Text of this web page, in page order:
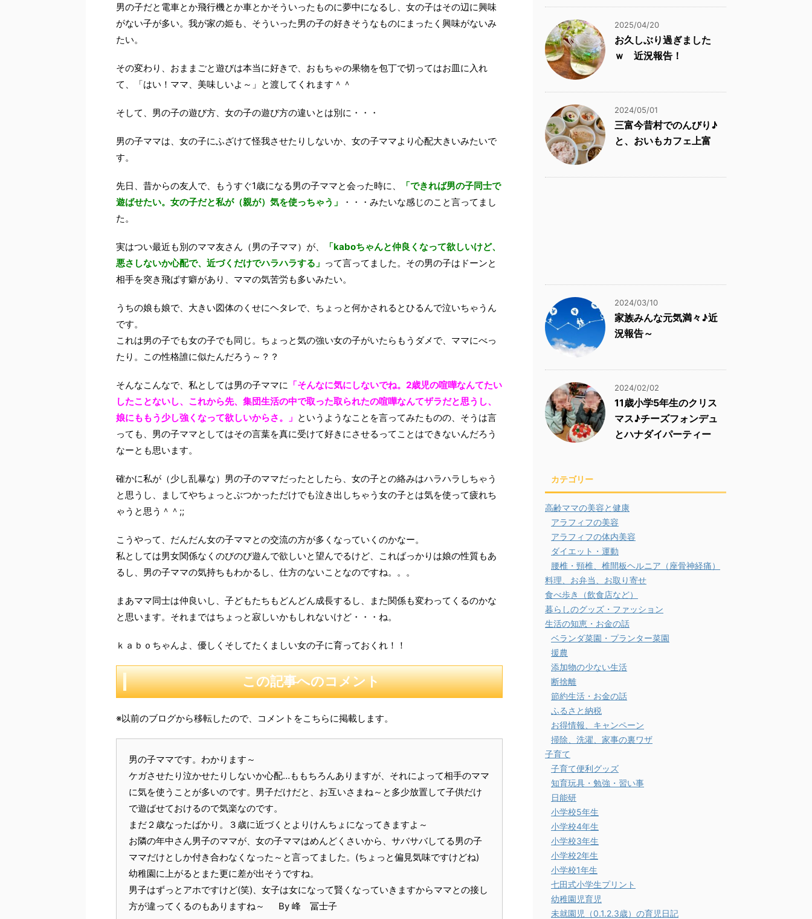
男の子だと電車とか飛行機とか車とかそういったものに夢中になるし、女の子はその辺に興味
がない子が多い。我が家の姫も、そういった男の子の好きそうなものにまったく興味がないみ
たい。
その変わり、おままごと遊びは本当に好きで、おもちゃの果物を包丁で切ってはお皿に入れ
て、「はい！ママ、美味しいよ～」と渡してくれます＾＾
そして、男の子の遊び方、女の子の遊び方の違いとは別に・・・
男の子ママは、女の子にふざけて怪我させたりしないか、女の子ママより心配大きいみたいで
す。
先日、昔からの友人で、もうすぐ1歳になる男の子ママと会った時に、
「できれば男の子同士で
遊ばせたい。女の子だと私が（親が）気を使っちゃう」
・・・みたいな感じのこと言ってまし
た。
実はつい最近も別のママ友さん（男の子ママ）が、
「kaboちゃんと仲良くなって欲しいけど、
悪さしないか心配で、近づくだけでハラハラする」 って言ってました。その男の子はドーンと
相手を突き飛ばす癖があり、ママの気苦労も多いみたい。
うちの娘も娘で、大きい図体のくせにヘタレで、ちょっと何かされるとひるんで泣いちゃうん
です。
これは男の子でも女の子でも同じ。ちょっと気の強い女の子がいたらもうダメで、ママにべっ
たり。この性格誰に似たんだろう～？？
そんなこんなで、私としては男の子ママに 「そんなに気にしないでね。2歳児の喧嘩なんてたい
したことないし、これから先、集団生活の中で取った取られたの喧嘩なんてザラだと思うし、
娘にももう少し強くなって欲しいからさ。」 というようなことを言ってみたものの、そうは言
っても、男の子ママとしてはその言葉を真に受けて好きにさせるってことはできないんだろう
なーとも思います。
確かに私が（少し乱暴な）男の子のママだったとしたら、女の子との絡みはハラハラしちゃう
と思うし、ましてやちょっとぶつかっただけでも泣き出しちゃう女の子とは気を使って疲れち
ゃうと思う＾＾;;
こうやって、だんだん女の子ママとの交流の方が多くなっていくのかなー。
私としては男女関係なくのびのび遊んで欲しいと望んでるけど、こればっかりは娘の性質もあ
るし、男の子ママの気持ちもわかるし、仕方のないことなのですね。。。
まあママ同士は仲良いし、子どもたちもどんどん成長するし、また関係も変わってくるのかな
と思います。それまではちょっと寂しいかもしれないけど・・・ね。
ｋａｂｏちゃんよ、優しくそしてたくましい女の子に育っておくれ！！
この記事へのコメント
※以前のブログから移転したので、コメントをこちらに掲載します。
男の子ママです。わかります～
ケガさせたり泣かせたりしないか心配…ももちろんありますが、それによって相手のママ
に気を使うことが多いのです。男子だけだと、お互いさまね～と多少放置して子供だけ
で遊ばせておけるので気楽なのです。
まだ２歳なったばかり。３歳に近づくとよりけんちょになってきますよ～
お隣の年中さん男子のママが、女の子ママはめんどくさいから、サバサバしてる男の子
ママだけとしか付き合わなくなった～と言ってました。(ちょっと偏見気味ですけどね)
幼稚園に上がるとまた更に差が出そうですね。
男子はずっとアホですけど(笑)、女子は女になって賢くなっていきますからママとの接し
方が違ってくるのもありますね～ By 峰 冨士子
2025/04/20
お久しぶり過ぎました
ｗ 近況報告！
2024/05/01
三富今昔村でのんびり♪
と、おいもカフェ上富
2024/03/10
家族みんな元気満々♪近
況報告～
2024/02/02
11歳小学5年生のクリス
マス♪チーズフォンデュ
とハナダイパーティー
カテゴリー
高齢ママの美容と健康
アラフィフの美容
アラフィフの体内美容
ダイエット・運動
腰椎・頸椎、椎間板ヘルニア（座骨神経痛）
料理、お弁当、お取り寄せ
食べ歩き（飲食店など）
暮らしのグッズ・ファッション
生活の知恵・お金の話
ベランダ菜園・プランター菜園
援農
添加物の少ない生活
断捨離
節約生活・お金の話
ふるさと納税
お得情報、キャンペーン
掃除、洗濯、家事の裏ワザ
子育て
子育て便利グッズ
知育玩具・勉強・習い事
日能研
小学校5年生
小学校4年生
小学校3年生
小学校2年生
小学校1年生
七田式小学生プリント
幼稚園児育児
未就園児（0.1.2.3歳）の育児日記